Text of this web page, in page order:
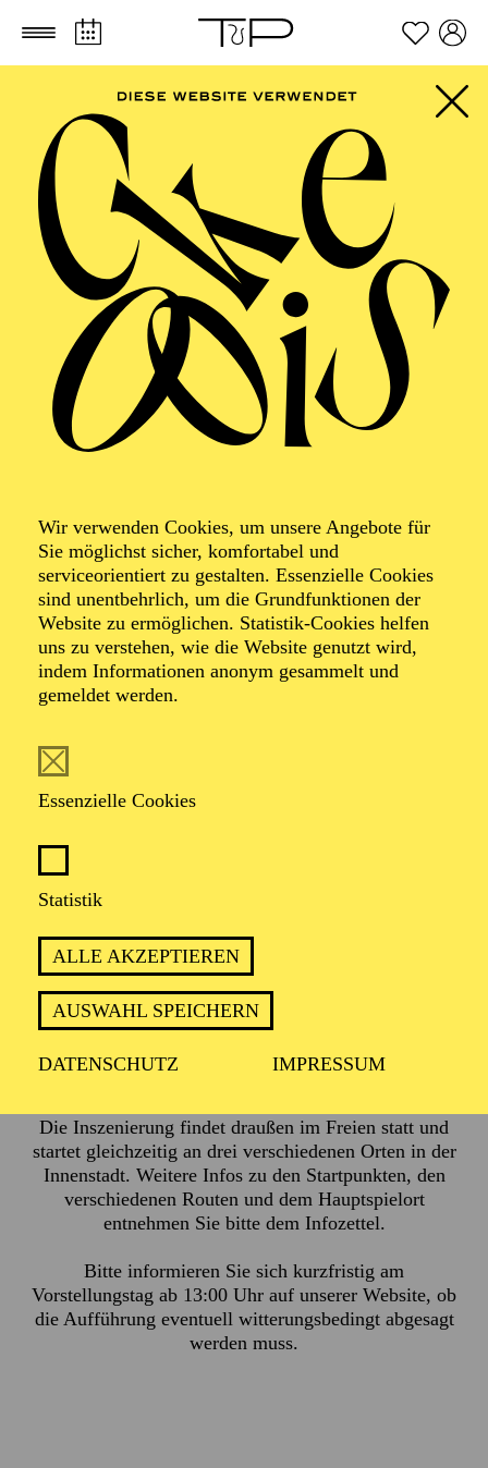
Zum Hauptinhalt springen Zum Footer springen
Wir verwenden Cookies, um unsere Angebote für
Sie möglichst sicher, komfortabel und
serviceorientiert zu gestalten. Essenzielle Cookies
sind unentbehrlich, um die Grundfunktionen der
Website zu ermöglichen. Statistik-Cookies helfen
uns zu verstehen, wie die Website genutzt wird,
indem Informationen anonym gesammelt und
gemeldet werden.
Essenzielle Cookies
Statistik
ALLE AKZEPTIEREN
AUSWAHL SPEICHERN
DATENSCHUTZ IMPRESSUM
SCHAUSPIEL ESSEN
Uraufführung
500 Meter
Ein partizipatives Theater-Spektakel im
Stadtraum
von Christoph Frick, Lothar Kittstein und Akteur*innen
der Essener Innenstadt
PREMIERE
05. Juni 2026
Die Inszenierung findet draußen im Freien statt und
startet gleichzeitig an drei verschiedenen Orten in der
Innenstadt. Weitere Infos zu den Startpunkten, den
verschiedenen Routen und dem Hauptspielort
entnehmen Sie bitte dem Infozettel.
Bitte informieren Sie sich kurzfristig am
Vorstellungstag ab 13:00 Uhr auf unserer Website, ob
die Aufführung eventuell witterungsbedingt abgesagt
werden muss.